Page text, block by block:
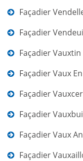
Façadier
Façadier
Façadier Vauxtin
Façadier Vaux
Façadier
Façadier
Façadier Vaux
Façadier